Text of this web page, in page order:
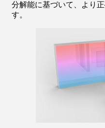
分解能に基づいて、より
す。